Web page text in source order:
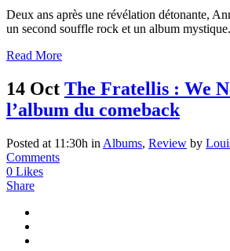
Deux ans après une révélation détonante,
un second souffle rock et un album
Read More
14 Oct The Fratellis : We
l’album du comeback
Posted at 11:30h in Albums, Review by
Comments
0 Likes
Share